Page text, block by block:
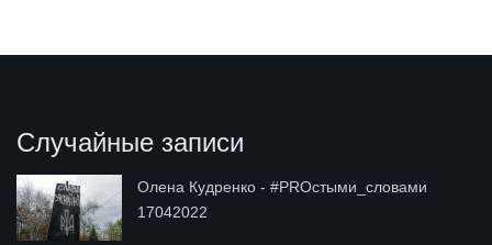
Случайные записи
Олена Кудренко - #PROстыми_словами
17042022